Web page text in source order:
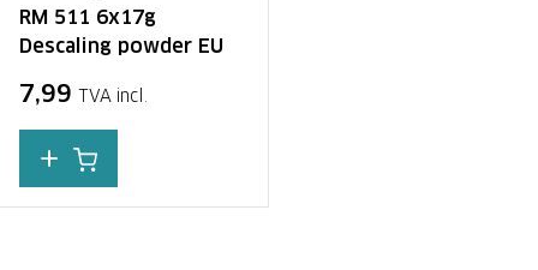
RM 511 6x17g
Descaling powder EU
7,99 TVA incl.